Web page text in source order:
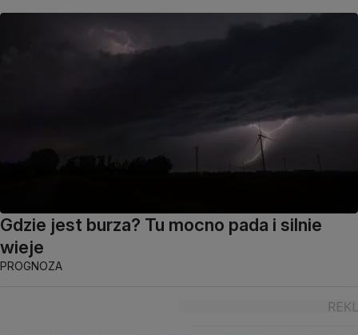
Gdzie jest burza? Tu mocno pada i silnie
wieje
PROGNOZA